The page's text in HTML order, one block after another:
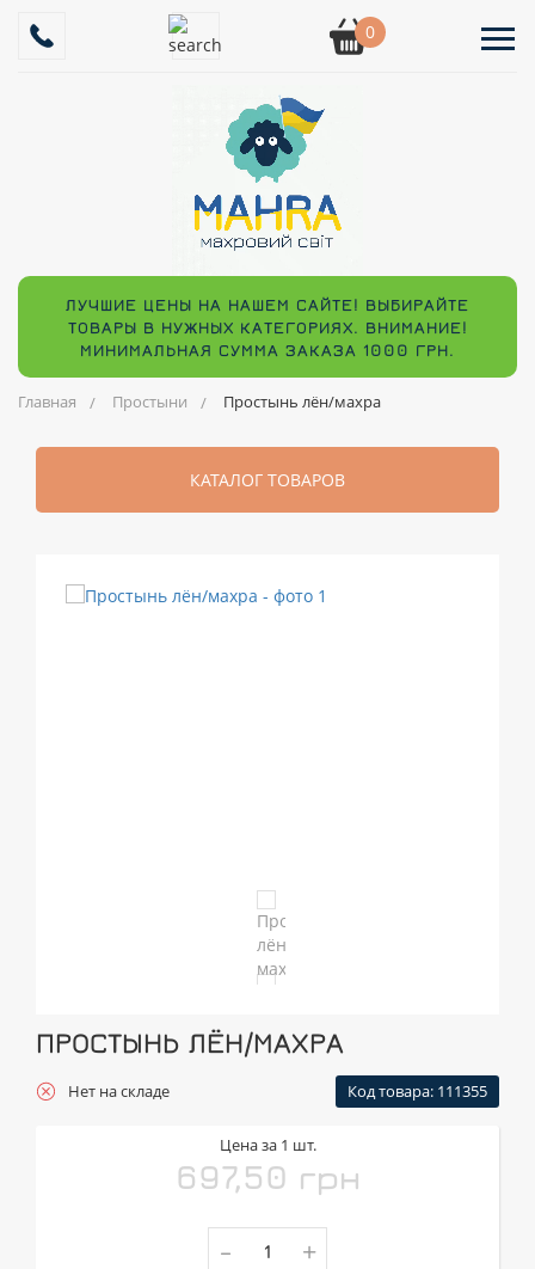
0
ЛУЧШИЕ ЦЕНЫ НА НАШЕМ САЙТЕ! ВЫБИРАЙТЕ
ТОВАРЫ В НУЖНЫХ КАТЕГОРИЯХ. ВНИМАНИЕ!
МИНИМАЛЬНАЯ СУММА ЗАКАЗА 1000 ГРН.
Главная Простыни Простынь лён/махра
КАТАЛОГ ТОВАРОВ
ПРОСТЫНЬ ЛЁН/МАХРА
Нет на складе Код товара: 111355
Цена за 1 шт.
697,50 грн
- +